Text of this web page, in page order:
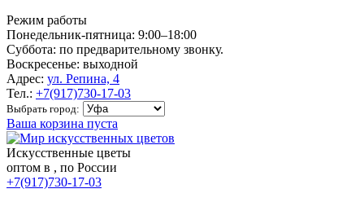
Режим работы
Понедельник-пятница: 9:00–18:00
Суббота: по предварительному звонку.
Воскресенье: выходной
Адрес: ул. Репина, 4
Тел.: +7(917)730-17-03
Выбрать город:
Ваша корзина пуста
Искусственные цветы
оптом в , по России
+7(917)730-17-03